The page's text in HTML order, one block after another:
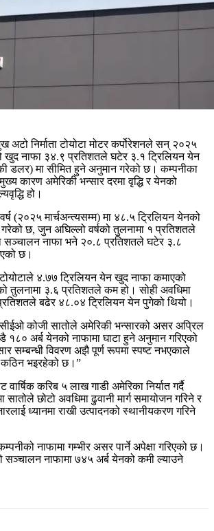
अटो निर्माता टोयोटा मोटर कर्पोरेशनले सन् २०२५
खुद नाफा ३४.९ प्रतिशतले घटेर ३.१ ट्रिलियन येन
डलर) मा सीमित हुने अनुमान गरेको छ। कम्पनीका
कारण अमेरिकी भन्सार दरमा वृद्धि र येनको
हो।
(२०२५ मार्चअन्त्यसम्म) मा ४८.५ ट्रिलियन येनको
गरेको छ, जुन अघिल्लो वर्षको तुलनामा १ प्रतिशतले
सञ्चालन नाफा भने २०.८ प्रतिशतले घटेर ३.८
छ।
टोयोटाले ४.७७ ट्रिलियन येन खुद नाफा कमाएको
तुलनामा ३.६ प्रतिशतले कम हो। सोही अवधिमा
बढेर ४८.०४ ट्रिलियन येन पुगेको थियो।
सीईओ कोजी सातोले अमेरिकी भन्सारको असर अप्रिल
१८० अर्ब येनको नाफामा घाटा हुने अनुमान गरिएको
सम्बन्धी विवरण अझै पूर्ण रूपमा स्पष्ट नभएकाले
कठिन भइरहेको छ।”
वार्षिक करिब ५ लाख गाडी अमेरिका निर्यात गर्दै
छोटो अवधिमा ढुवानी मार्ग समायोजन गरिने र
ध्यानमा राखी उत्पादनको स्थानीयकरण गरिने
नाफामा गम्भीर असर पार्ने अपेक्षा गरिएको छ।
सञ्चालन नाफामा ७४५ अर्ब येनको कमी ल्याउने